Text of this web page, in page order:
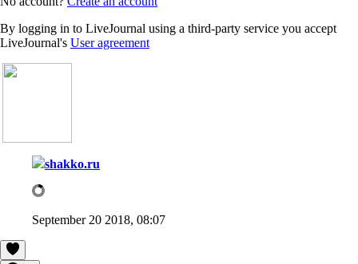
By logging in to LiveJournal using a third-party service you accept
LiveJournal's User agreement
shakko.ru
September 20 2018, 08:07